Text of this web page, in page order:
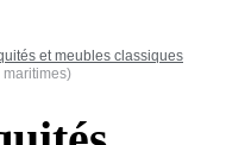
et meubles classiques
maritimes)